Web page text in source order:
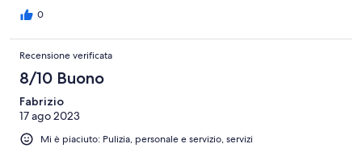
Bike rental is advertised as free on expedia but they charge €25
meet expectations for this price point. Maintanance issues
around the property. Our room was nice but a vastly overprized
resort for what it delivers.
0
Recensione verificata
8/10 Buono
Fabrizio
17 ago 2023
Mi è piaciuto: Pulizia, personale e servizio, servizi